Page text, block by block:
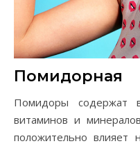
Помидорная
Помидоры содержат
витаминов и
положительно влияет